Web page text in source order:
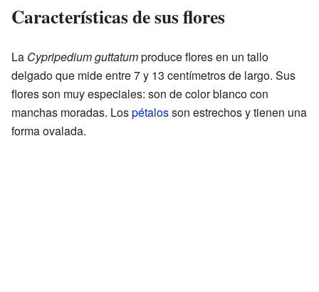
Características de sus flores
La Cypripedium guttatumproduce flores en un tallo
delgado que mide entre 7 y 13 centímetros de largo. Sus
flores son muy especiales: son de color blanco con
manchas moradas. Lospétalosson estrechos y tienen una
forma ovalada.